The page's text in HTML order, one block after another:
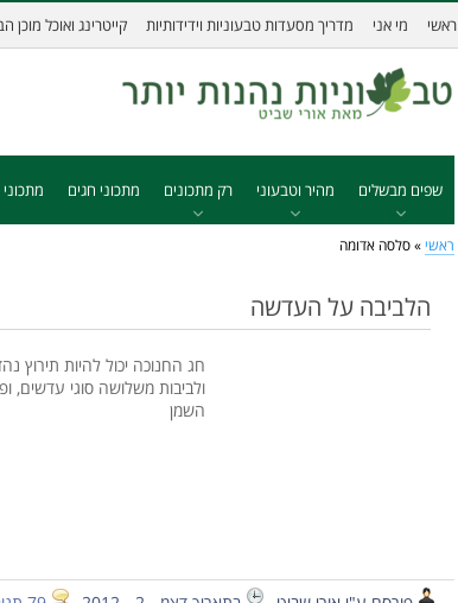
ראשי מי אני מדריך מסעדות טבעוניות וידידותיות קייטרינג ואוכל מוכן
שפים מבשלים מהיר וטבעוני רק מתכונים מתכוני חגים מתכוני
ראשי » סלסה אדומה
הלביבה על העדשה
חג החנוכה יכול להיות תירוץ
ולביבות משלושה סוגי עדשים,
השמן